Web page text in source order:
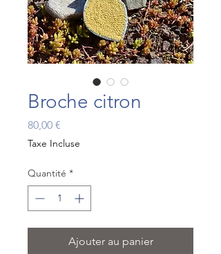
Broche citron
80,00 €
Taxe Incluse
Quantité *
Ajouter au panier